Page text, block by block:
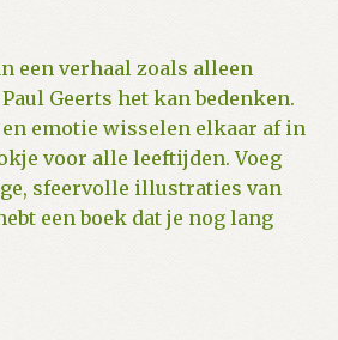
een verhaal zoals alleen
Geerts het kan bedenken.
emotie wisselen elkaar af in
voor alle leeftijden. Voeg
sfeervolle illustraties van
een boek dat je nog lang